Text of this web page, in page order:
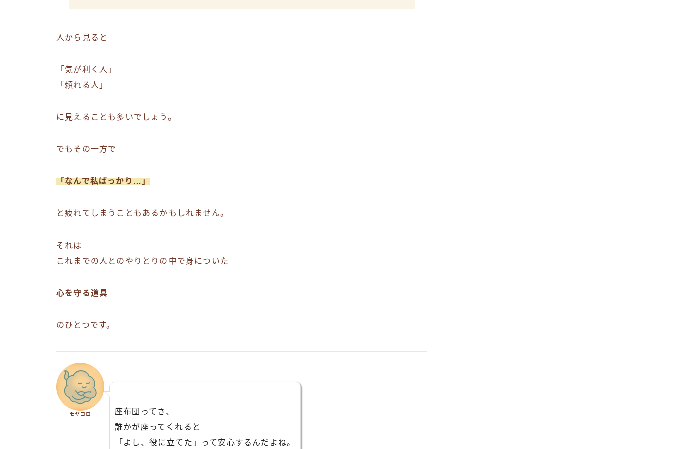
人から見ると
「気が利く人」
「頼れる人」
に見えることも多いでしょう。
でもその一方で
「なんで私ばっかり…」
と疲れてしまうこともあるかもしれません。
それは
これまでの人とのやりとりの中で身についた
心を守る道具
のひとつです。
モヤコロ
座布団ってさ、
誰かが座ってくれると
「よし、役に立てた」って安心するんだよね。